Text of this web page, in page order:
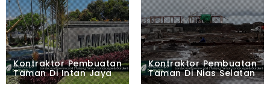
Kontraktor Pembuatan
Taman Di Intan Jaya
Kontraktor Pembuatan
Taman Di Nias Selatan